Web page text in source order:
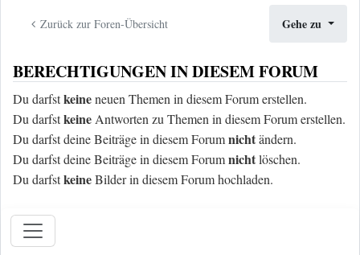
Zurück zur Foren-Übersicht Gehe zu
BERECHTIGUNGEN IN DIESEM FORUM
Du darfstkeineneuen Themen in diesem Forum erstellen.
Du darfstkeine Antworten zu Themen in diesem Forum erstellen.
Du darfst deine Beiträge in diesem Forumnichtändern.
Du darfst deine Beiträge in diesem Forumnichtlöschen.
Du darfstkeineBilder in diesem Forum hochladen.